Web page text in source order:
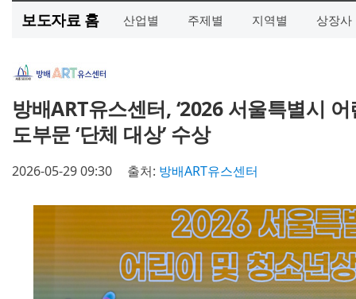
보도자료 홈 산업별 주제별 지역별 상장사
방배ART유스센터, ‘2026 서울특별시
도부문 ‘단체 대상’ 수상
2026-05-29 09:30 출처: 방배ART유스센터